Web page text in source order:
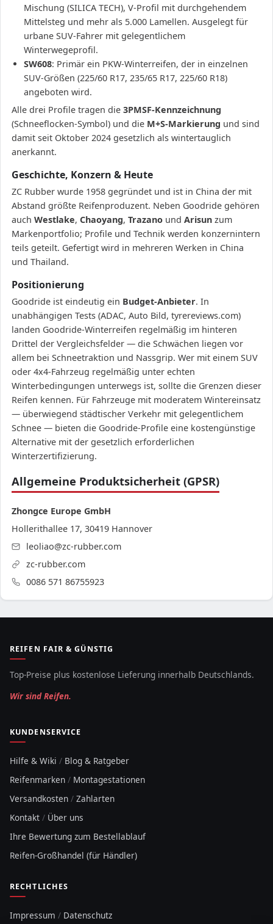
Mischung (SILICA TECH), V-Profil mit durchgehendem
Mittelsteg und mehr als 5.000 Lamellen. Ausgelegt für
urbane SUV-Fahrer mit gelegentlichem
Winterwegeprofil.
SW608: Primär ein PKW-Winterreifen, der in einzelnen
SUV-Größen (225/60 R17, 235/65 R17, 225/60 R18)
angeboten wird.
Alle drei Profile tragen die 3PMSF-Kennzeichnung
(Schneeflocken-Symbol) und die M+S-Markierung und sind
damit seit Oktober 2024 gesetzlich als wintertauglich
anerkannt.
Geschichte, Konzern & Heute
ZC Rubber wurde 1958 gegründet und ist in China der mit
Abstand größte Reifenproduzent. Neben Goodride gehören
auch Westlake, Chaoyang, Trazano und Arisun zum
Markenportfolio; Profile und Technik werden konzernintern
teils geteilt. Gefertigt wird in mehreren Werken in China
und Thailand.
Positionierung
Goodride ist eindeutig ein Budget-Anbieter. In
unabhängigen Tests (ADAC, Auto Bild, tyrereviews.com)
landen Goodride-Winterreifen regelmäßig im hinteren
Drittel der Vergleichsfelder — die Schwächen liegen vor
allem bei Schneetraktion und Nassgrip. Wer mit einem SUV
oder 4x4-Fahrzeug regelmäßig unter echten
Winterbedingungen unterwegs ist, sollte die Grenzen dieser
Reifen kennen. Für Fahrzeuge mit moderatem Wintereinsatz
— überwiegend städtischer Verkehr mit gelegentlichem
Schnee — bieten die Goodride-Profile eine kostengünstige
Alternative mit der gesetzlich erforderlichen
Winterzertifizierung.
Allgemeine Produktsicherheit (GPSR)
Zhongce Europe GmbH
Hollerithallee 17, 30419 Hannover
leoliao@zc-rubber.com
zc-rubber.com
0086 571 86755923
REIFEN FAIR & GÜNSTIG
Top-Preise plus kostenlose Lieferung innerhalb Deutschlands.
Wir sind Reifen.
KUNDENSERVICE
Hilfe & Wiki / Blog & Ratgeber
Reifenmarken / Montagestationen
Versandkosten / Zahlarten
Kontakt / Über uns
Ihre Bewertung zum Bestellablauf
Reifen-Großhandel (für Händler)
RECHTLICHES
Impressum / Datenschutz